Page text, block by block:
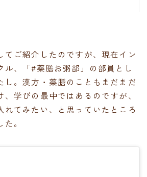
てご紹介したのですが、現在イン
ル、「#薬膳お粥部」の部員とし
し。漢方・薬膳のこともまだまだ
学びの最中ではあるのですが、
れてみたい、と思っていたところ
。